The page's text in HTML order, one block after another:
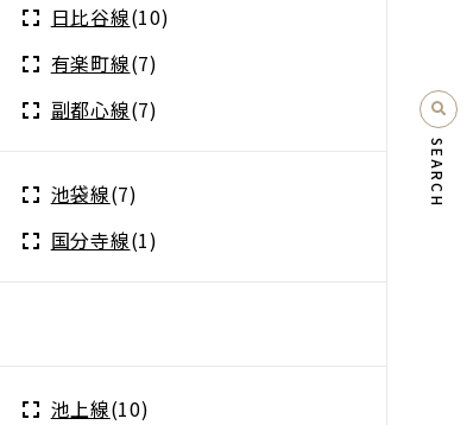
SEARCH
日比谷線(10)
有楽町線(7)
副都心線(7)
池袋線(7)
国分寺線(1)
池上線(10)